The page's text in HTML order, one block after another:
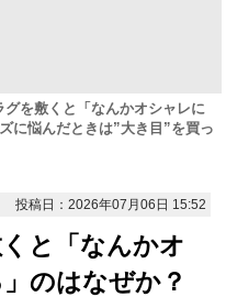
グを敷くと「なんかオシャレに
に悩んだときは”大き目”を買っ
投稿日：2026年07月06日 15:52
と「なんかオ
のはなぜか？